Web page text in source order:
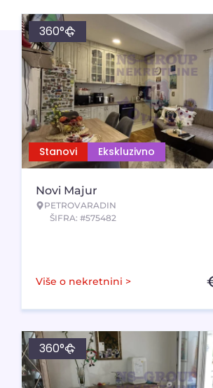
Stanovi Ekskluzivno
360°
Novi Majur
PETROVARADIN
ŠIFRA: #575482
Više o nekretnini >
360°